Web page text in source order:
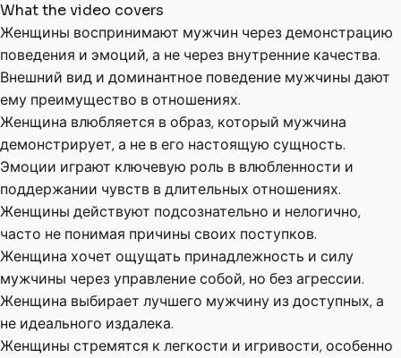
What the video covers
Женщины воспринимают мужчин через демонстрацию
поведения и эмоций, а не через внутренние качества.
Внешний вид и доминантное поведение мужчины дают
ему преимущество в отношениях.
Женщина влюбляется в образ, который мужчина
демонстрирует, а не в его настоящую сущность.
Эмоции играют ключевую роль в влюбленности и
поддержании чувств в длительных отношениях.
Женщины действуют подсознательно и нелогично,
часто не понимая причины своих поступков.
Женщина хочет ощущать принадлежность и силу
мужчины через управление собой, но без агрессии.
Женщина выбирает лучшего мужчину из доступных, а
не идеального издалека.
Женщины стремятся к легкости и игривости, особенно